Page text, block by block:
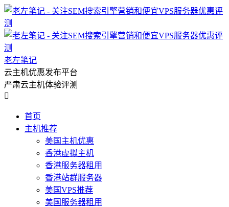
老左笔记
云主机优惠发布平台
严肃云主机体验评测

首页
主机推荐
美国主机优惠
香港虚拟主机
香港服务器租用
香港站群服务器
美国VPS推荐
美国服务器租用